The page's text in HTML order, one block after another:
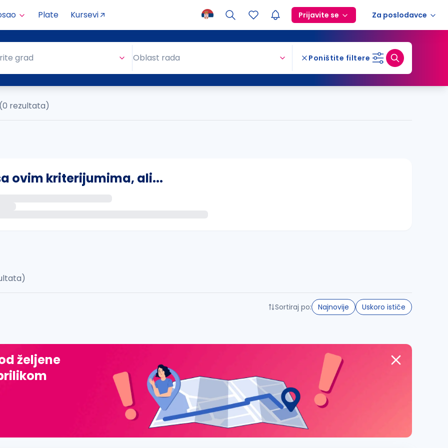
Plate Kursevi Prijavite se Za poslodavce
grad Oblast rada Poništite filtere
(0 rezultata)
ovim kriterijumima, ali...
đ, ž, dž)
Sortiraj po: Najnovije Uskoro ističe
željene